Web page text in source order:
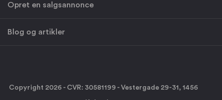
Opret en salgsannonce
Blog og artikler
Copyright 2026 - CVR: 30581199 - Vestergade 29-31, 1456